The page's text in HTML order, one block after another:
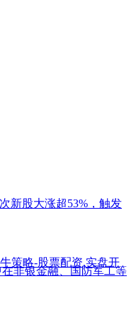
新股大涨超53%，触发
非银金融、国防军工等